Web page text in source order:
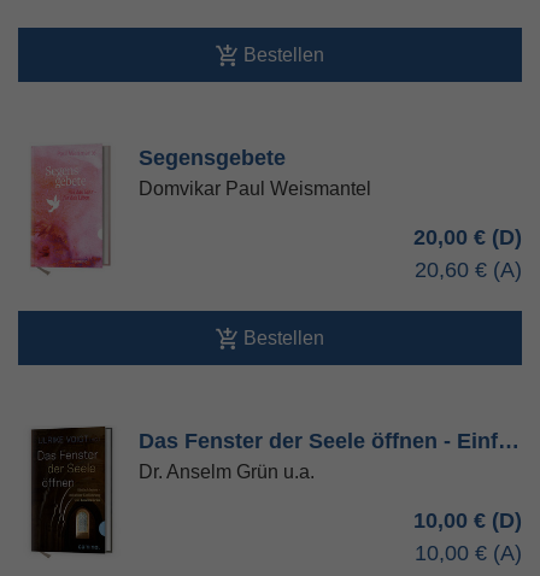
Bestellen
Segensgebete
Domvikar Paul Weismantel
20,00 €
20,60 €
Bestellen
Das Fenster der Seele öffnen - Einf…
Dr. Anselm Grün u.a.
10,00 €
10,00 €